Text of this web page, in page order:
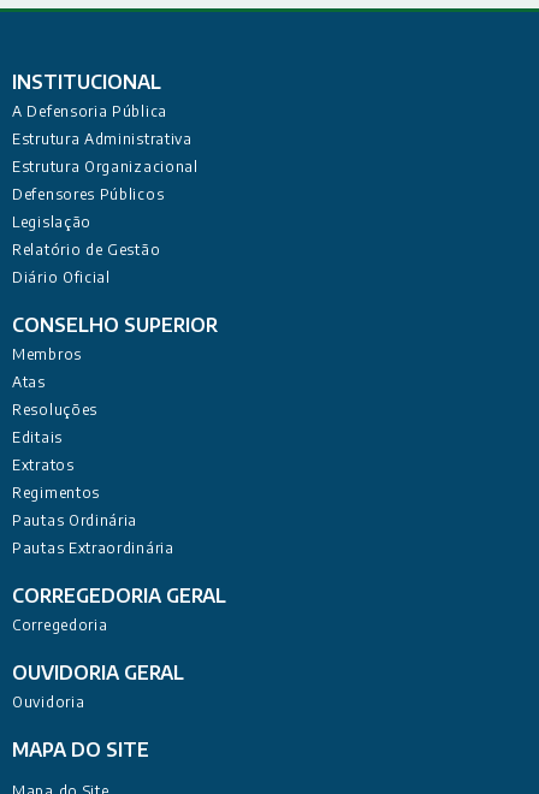
INSTITUCIONAL
A Defensoria Pública
Estrutura Administrativa
Estrutura Organizacional
Defensores Públicos
Legislação
Relatório de Gestão
Diário Oficial
CONSELHO SUPERIOR
Membros
Atas
Resoluções
Editais
Extratos
Regimentos
Pautas Ordinária
Pautas Extraordinária
CORREGEDORIA GERAL
Corregedoria
OUVIDORIA GERAL
Ouvidoria
MAPA DO SITE